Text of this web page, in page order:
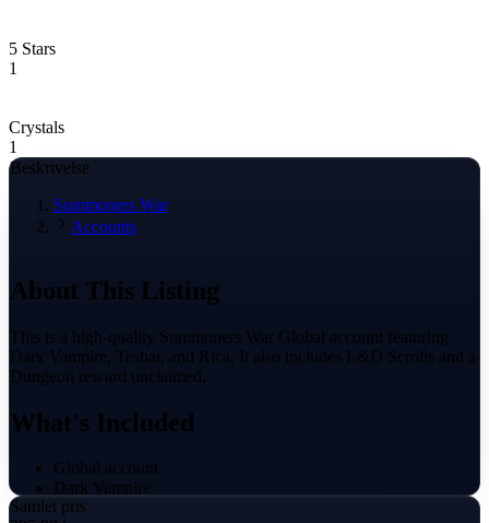
5 Stars
1
Crystals
1
Beskrivelse
Summoners War
Accounts
About This Listing
This is a high-quality Summoners War Global account featuring
Dark Vampire, Teshar, and Rica. It also includes L&D Scrolls and a
Dungeon reward unclaimed.
What's Included
Global account
Dark Vampire
Teshar
Samlet pris